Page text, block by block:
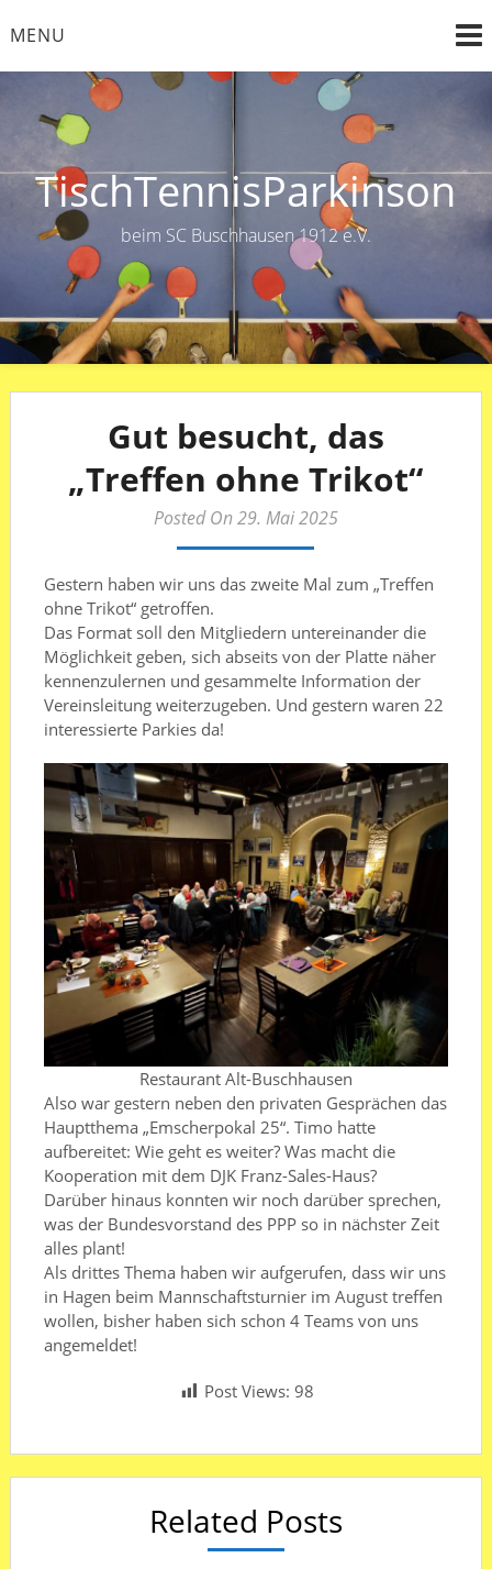
toMENU
TischTennisParkinson
beim SC Buschhausen 1912 e.V.
Gut besucht, das
„Treffen ohne Trikot“
Posted On 29. Mai 2025
Gestern haben wir uns das zweite Mal zum „Treffen
ohne Trikot“ getroffen.
Das Format soll den Mitgliedern untereinander die
Möglichkeit geben, sich abseits von der Platte näher
kennenzulernen und gesammelte Information der
Vereinsleitung weiterzugeben. Und gestern waren 22
interessierte Parkies da!
Restaurant Alt-Buschhausen
Also war gestern neben den privaten Gesprächen das
Hauptthema „Emscherpokal 25“. Timo hatte
aufbereitet: Wie geht es weiter? Was macht die
Kooperation mit dem DJK Franz-Sales-Haus?
Darüber hinaus konnten wir noch darüber sprechen,
was der Bundesvorstand des PPP so in nächster Zeit
alles plant!
Als drittes Thema haben wir aufgerufen, dass wir uns
in Hagen beim Mannschaftsturnier im August treffen
wollen, bisher haben sich schon 4 Teams von uns
angemeldet!
Post Views: 98
Related Posts